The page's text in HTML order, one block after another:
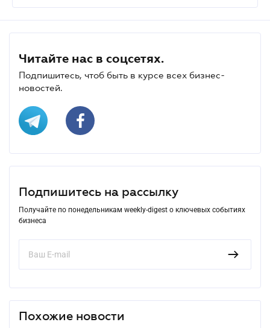
Читайте нас в соцсетях.
Подпишитесь, чтоб быть в курсе всех бизнес-
новостей.
Подпишитесь на рассылку
Получайте по понедельникам weekly-digest о ключевых событиях
бизнеса
Похожие новости